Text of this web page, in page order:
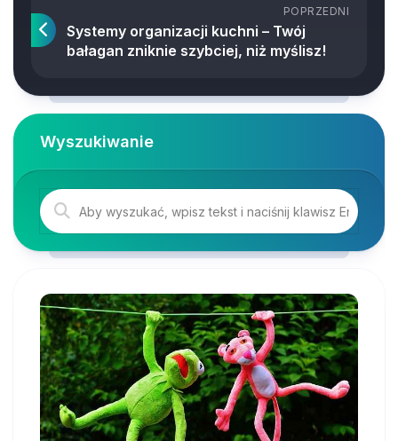
POPRZEDNI
Systemy organizacji kuchni – Twój
bałagan zniknie szybciej, niż myślisz!
Wyszukiwanie